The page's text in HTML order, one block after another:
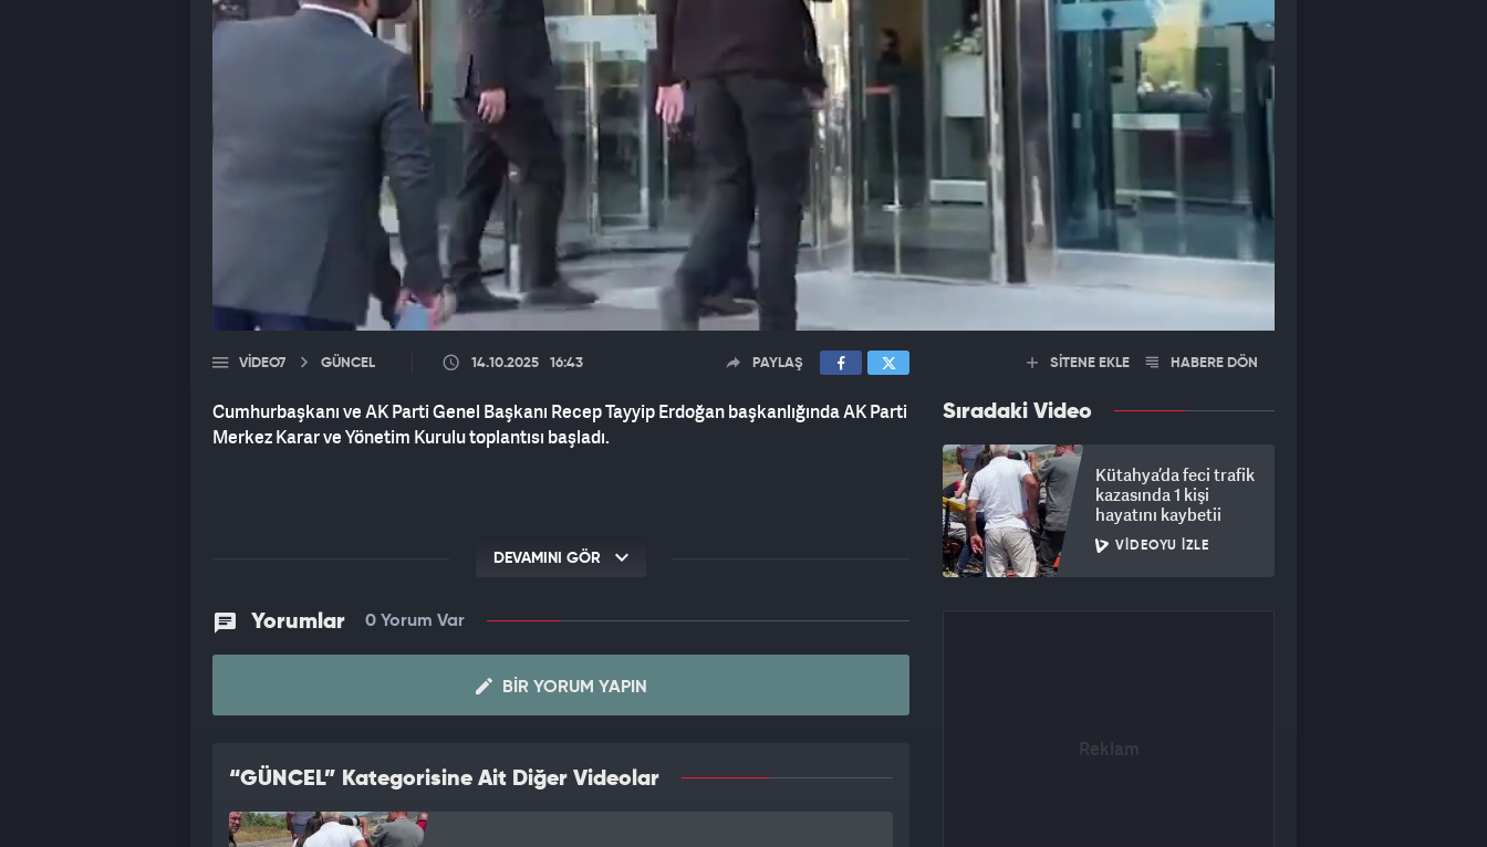
VIDEO7 GÜNCEL 14.10.2025 16:43 PAYLAŞ
Cumhurbaşkanı ve AK Parti Genel Başkanı Recep Tayyip Erdoğan başkanlığında AK Parti
Merkez Karar ve Yönetim Kurulu toplantısı başladı.
DEVAMINI GÖR
Yorumlar 0 Yorum Var
BIR YORUM YAPIN
“GÜNCEL” Kategorisine Ait Diğer Videolar
SİTENE EKLE HABERE DÖN
Sıradaki Video
Kütahya’da feci trafik
kazasında 1 kişi
hayatını kaybetii
VIDEOYU İZLE